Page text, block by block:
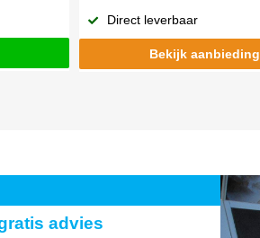
Direct leverbaar
Bekijk aanbieding
advies